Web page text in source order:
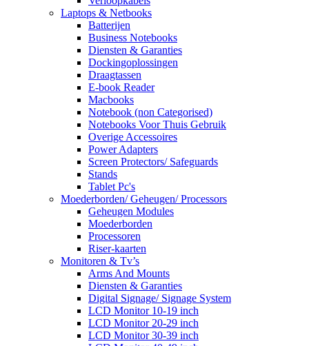
Laptops & Netbooks
Batterijen
Business Notebooks
Diensten & Garanties
Dockingoplossingen
Draagtassen
E-book Reader
Macbooks
Notebook (non Categorised)
Notebooks Voor Thuis Gebruik
Overige Accessoires
Power Adapters
Screen Protectors/ Safeguards
Stands
Tablet Pc's
Moederborden/ Geheugen/ Processors
Geheugen Modules
Moederborden
Processoren
Riser-kaarten
Monitoren & Tv’s
Arms And Mounts
Diensten & Garanties
Digital Signage/ Signage System
LCD Monitor 10-19 inch
LCD Monitor 20-29 inch
LCD Monitor 30-39 inch